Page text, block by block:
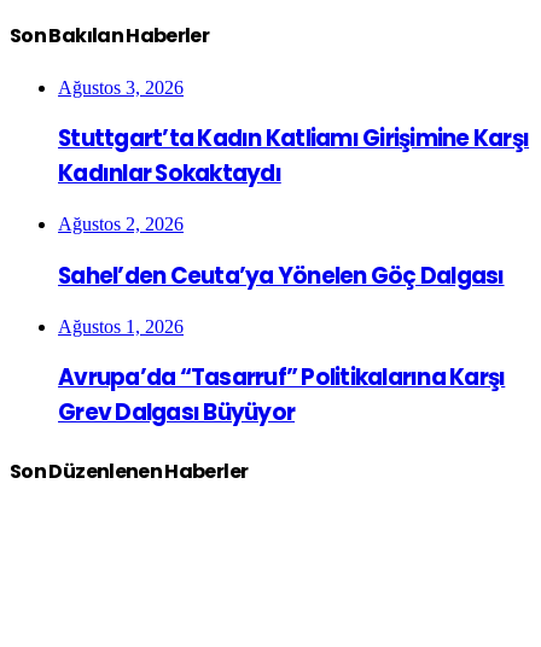
Son Bakılan Haberler
Ağustos 3, 2026
Stuttgart’ta Kadın Katliamı Girişimine Karşı
Kadınlar Sokaktaydı
Ağustos 2, 2026
Sahel’den Ceuta’ya Yönelen Göç Dalgası
Ağustos 1, 2026
Avrupa’da “Tasarruf” Politikalarına Karşı
Grev Dalgası Büyüyor
Son Düzenlenen Haberler